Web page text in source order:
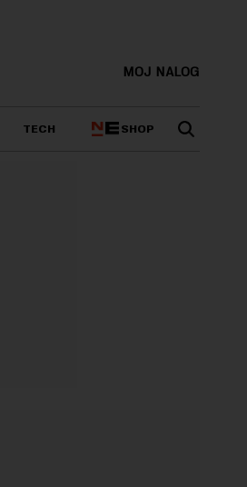
MOJ NALOG
TECH SHOP